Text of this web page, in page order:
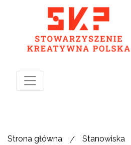
Strona główna / Stanowiska